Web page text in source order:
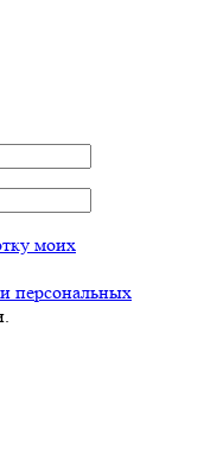
моих
персональных